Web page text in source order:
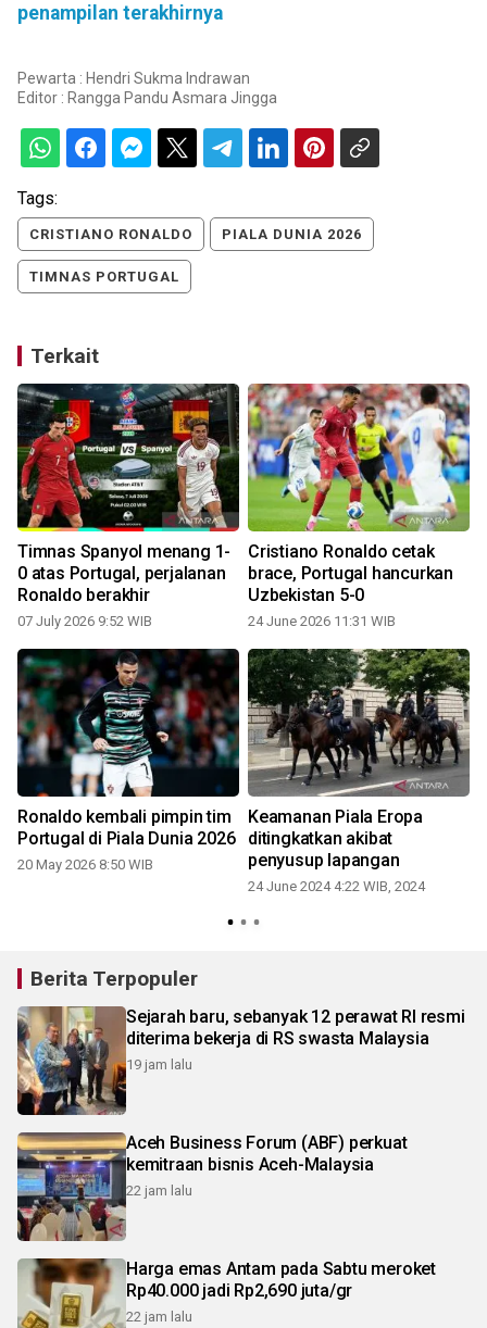
penampilan terakhirnya
Pewarta : Hendri Sukma Indrawan
Editor : Rangga Pandu Asmara Jingga
Tags:
CRISTIANO RONALDO PIALA DUNIA 2026
TIMNAS PORTUGAL
Terkait
Timnas Spanyol menang 1-
0 atas Portugal, perjalanan
Ronaldo berakhir
07 July 2026 9:52 WIB
Cristiano Ronaldo cetak
brace, Portugal hancurkan
Uzbekistan 5-0
24 June 2026 11:31 WIB
Ronaldo kembali pimpin tim
Portugal di Piala Dunia 2026
20 May 2026 8:50 WIB
Keamanan Piala Eropa
ditingkatkan akibat
penyusup lapangan
24 June 2024 4:22 WIB, 2024
Berita Terpopuler
Sejarah baru, sebanyak 12 perawat RI resmi
diterima bekerja di RS swasta Malaysia
19 jam lalu
Aceh Business Forum (ABF) perkuat
kemitraan bisnis Aceh-Malaysia
22 jam lalu
Harga emas Antam pada Sabtu meroket
Rp40.000 jadi Rp2,690 juta/gr
22 jam lalu